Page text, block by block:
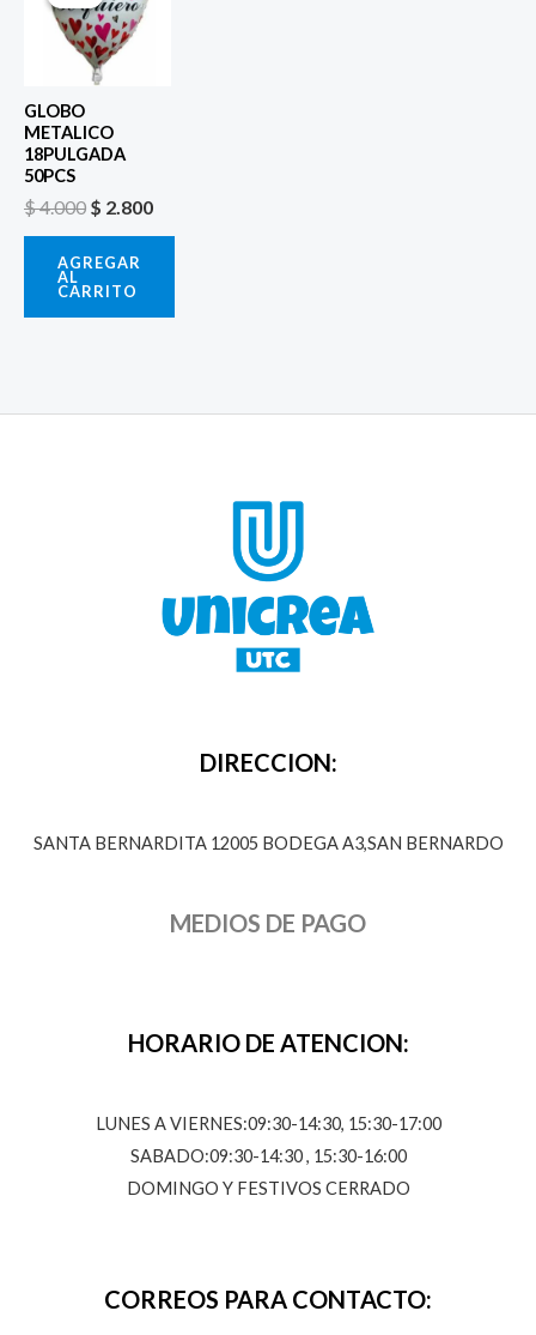
GLOBO
METALICO
18PULGADA
50PCS
$4.000
original
era:
$ 4.000.
$ 2.800
AGREGAR
AL
CARRITO
DIRECCION:
SANTA BERNARDITA 12005 BODEGA A3,SAN BERNARDO
MEDIOS DE PAGO
HORARIO DE ATENCION:
LUNES A VIERNES:09:30-14:30, 15:30-17:00
SABADO:09:30-14:30 , 15:30-16:00
DOMINGO Y FESTIVOS CERRADO
CORREOS PARA CONTACTO: